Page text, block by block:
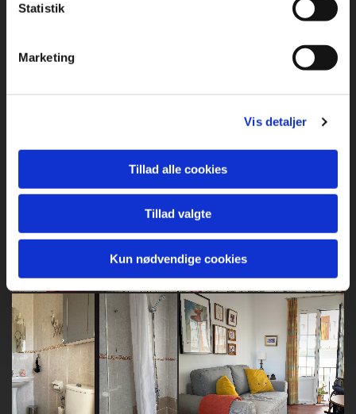
Statistik
Marketing
Vis detaljer
Tillad alle cookies
Tillad valgte
Kun nødvendige cookies